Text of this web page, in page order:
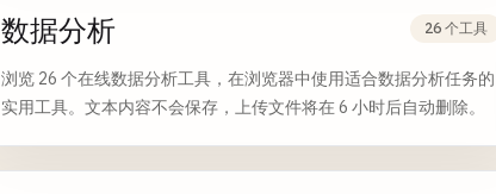
数据分析 26 个工具
浏览 26 个在线数据分析工具，在浏览器中使用适合数据分析任务的
实用工具。文本内容不会保存，上传文件将在 6 小时后自动删除。